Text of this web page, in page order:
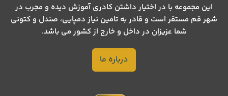
این مجموعه با در اختیار داشتن کادری آموزش دیده و مجرب در
شهر قم مستقر است و قادر به تامین نیاز دمپایی، صندل و کتونی
شما عزیزان در داخل و خارج از کشور می باشد.
درباره ما